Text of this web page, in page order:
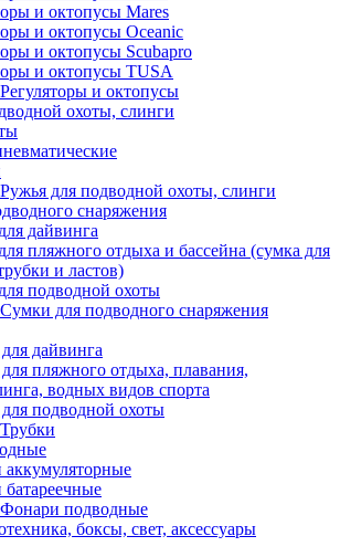
и октопусы Mares
и октопусы Oceanic
и октопусы Scubapro
и октопусы TUSA
и октопусы
охоты, слинги
для подводной охоты, слинги
снаряжения
дайвинга
пляжного отдыха и бассейна (сумка для
и ластов)
подводной охоты
Сумки для подводного снаряжения
дайвинга
пляжного отдыха, плавания,
водных видов спорта
подводной охоты
Фонари подводные
боксы, свет, аксессуары